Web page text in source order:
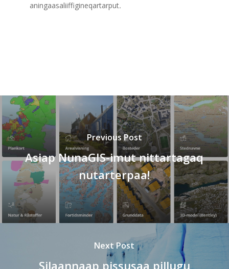
aningaasaliiffigineqartarput.
Previous Post
Asiap NunaGIS-imut nittartagaq
nutarterpaa!
Next Post
Silaannaap pissusaa pillugu